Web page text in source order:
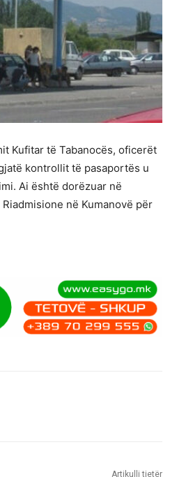
Kufitar të Tabanocës, oficerët
kontrollit të pasaportës u
Ai është dorëzuar në
në Kumanovë për
Artikulli tjetër